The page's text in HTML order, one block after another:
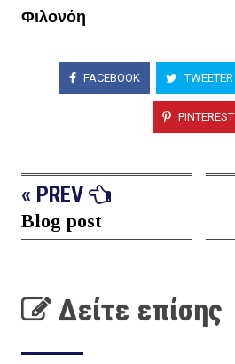
Φιλονόη
FACEBOOK TWEETER
PINTEREST
« PREV
Blog post
Δείτε επίσης